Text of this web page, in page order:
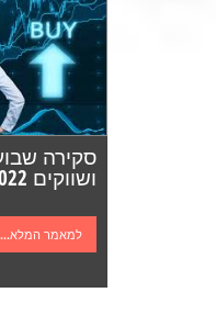
סקירה
ושווקים 08/01/2022
למאמר המלא...